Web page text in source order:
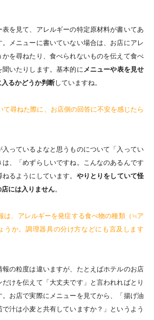
表を見て、アレルギーの特定原材料が書いてあ
メニューに書いていない場合は、お店にアレ
を尋ねたり、食べられないものを伝えて食べ
いたりします。基本的にメニューや表を見せ
るかどうか判断していますね。
尋ねた際に、お店側の回答に不安を感じたら
っているよなと思うものについて「入ってい
、「めずらしいですね。こんなのあるんです
るようにしています。 やりとりをしていて怪
には入りません。
、アレルギーを発症する食べ物の種類（≒ア
うか。調理器具の分け方などにも言及します
の粒度は違いますが、たとえばホテルのお店
けを伝えて「大丈夫です」と言われればとり
お店で実際にメニューを見てから、「揚げ油
汁は小麦と共有していますか？」というよう